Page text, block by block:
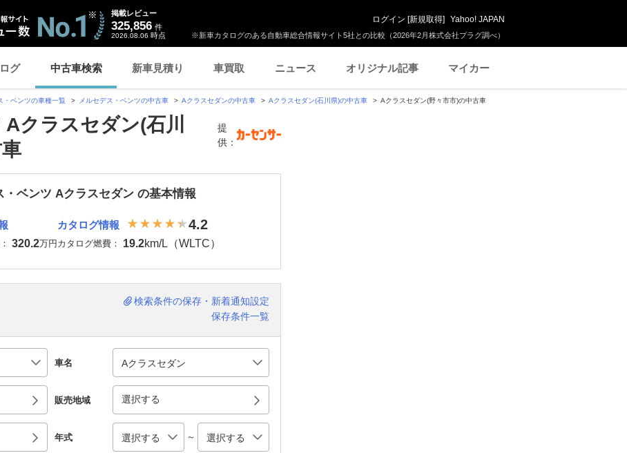
※新車カタログのある自動車総合情報サイト5社との比較（2026年2月株式会社プラグ調べ）
掲載レビュー
325,856 件
2026.08.06 時点
ログイン [新規取得] Yahoo! JAPAN
グ 中古車検索 新車見積り 車買取 ニュース オリジナル記事 マイカー
・ベンツの車種一覧 メルセデス・ベンツの中古車 Aクラスセダンの中古車 Aクラスセダン(石川県)の中古車 Aクラスセダン(野々市市)の中古車
クラスセダン(石川
提
供：
・ベンツ Aクラスセダン の基本情報
320.2万円
カタログ情報 4.2
カタログ燃費： 19.2km/L（WLTC）
検索条件の保存・新着通知設定
保存条件一覧
車名
販売地域 選択する
年式 ～